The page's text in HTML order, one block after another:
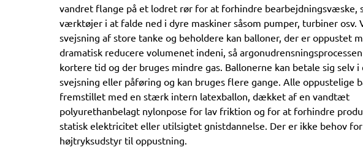
vandret flange på et lodret rør for at forhindre bearbejdningsvæske,
værktøjer i at falde ned i dyre maskiner såsom pumper, turbiner osv.
svejsning af store tanke og beholdere kan balloner, der er oppustet
dramatisk reducere volumenet indeni, så
kortere tid og der bruges mindre gas. Ballonerne kan betale sig selv i
svejsning eller påføring og kan bruges flere gange. Alle oppustelige
fremstillet med en stærk intern latexballon, dækket af en vandtæt
polyurethanbelagt nylonpose for lav friktion og for at forhindre
statisk elektricitet eller utilsigtet gnistdannelse. Der er ikke behov for
højtryksudstyr til oppustning.